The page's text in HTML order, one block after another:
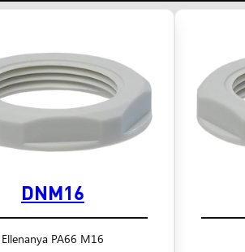
DNM16
Ellenanya PA66 M16